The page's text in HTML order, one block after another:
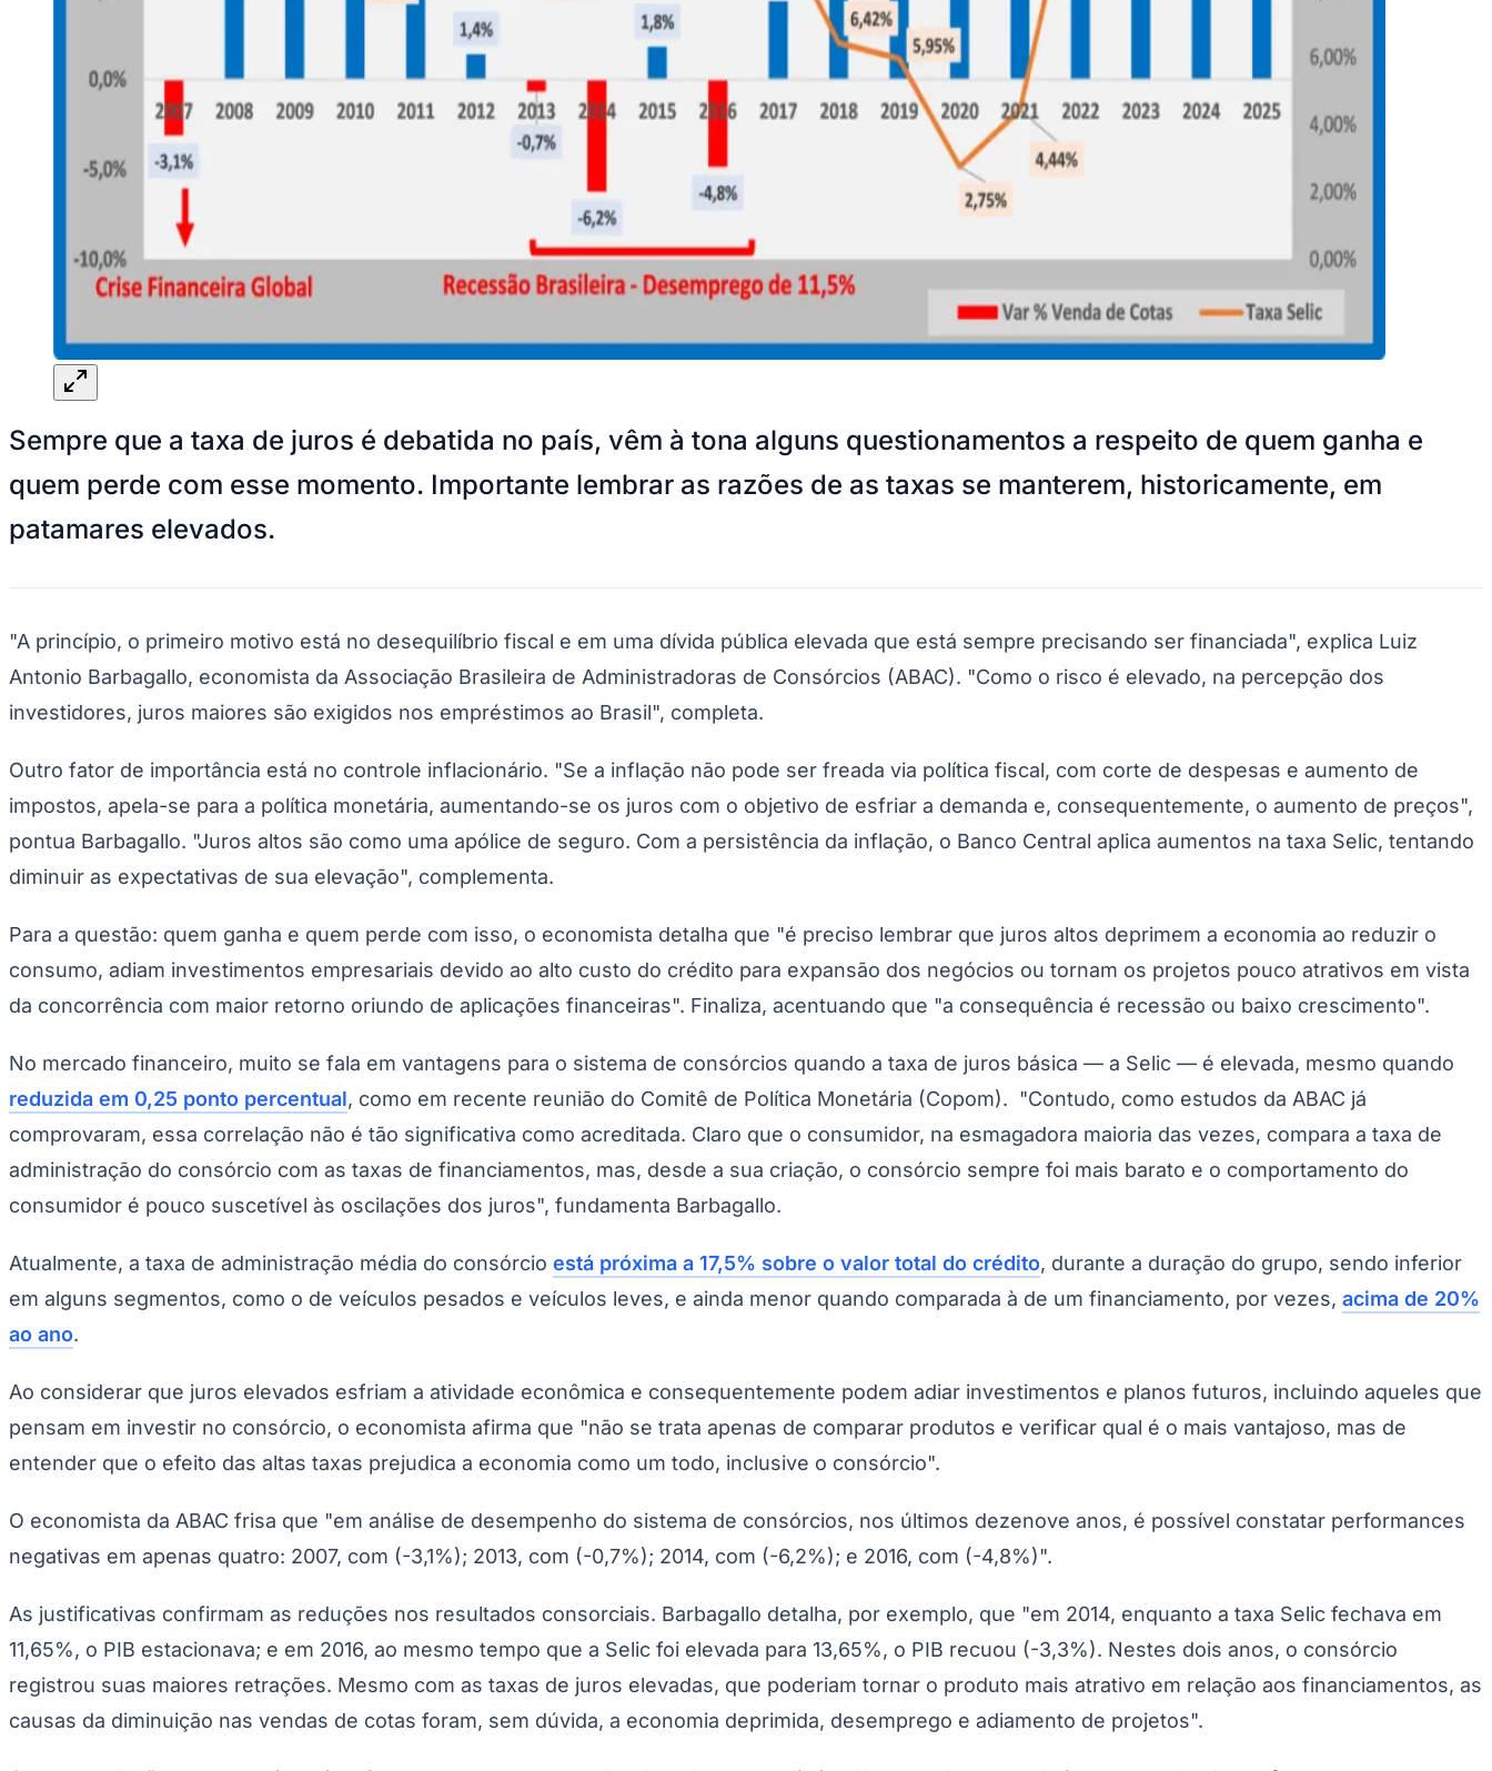
Vagas na Região
Hub de Negócios
Guia Comercial
Selo Verificado
Portal Educacional
Agenda de Vestibulares
Panorama Econômico
Panorama Econômico
Para Sua Empresa
Anuncie no Portal
Verificar Empresa
Publicidade Legal
NFL
UFC
NHL
Vôlei
NBB
Competições de Futebol
Brasileirão Série A
Paulistão
Libertadores
Copa América
Champions League
Premier League
Bundesliga
Mundial 2026
Times - Ir direto
Corinthians
Sempre que a taxa de juros é debatida no país, vêm à tona alguns questionamentos a respeito de quem ganha e
quem perde com esse momento. Importante lembrar as razões de as taxas se manterem, historicamente, em
patamares elevados.
"A princípio, o primeiro motivo está no desequilíbrio fiscal e em uma dívida pública elevada que está sempre precisando ser financiada", explica Luiz
Antonio Barbagallo, economista da Associação Brasileira de Administradoras de Consórcios (ABAC). "Como o risco é elevado, na percepção dos
investidores, juros maiores são exigidos nos empréstimos ao Brasil", completa.
Outro fator de importância está no controle inflacionário. "Se a inflação não pode ser freada via política fiscal, com corte de despesas e aumento de
impostos, apela-se para a política monetária, aumentando-se os juros com o objetivo de esfriar a demanda e, consequentemente, o aumento de preços",
pontua Barbagallo. "Juros altos são como uma apólice de seguro. Com a persistência da inflação, o Banco Central aplica aumentos na taxa Selic, tentando
diminuir as expectativas de sua elevação", complementa.
Para a questão: quem ganha e quem perde com isso, o economista detalha que "é preciso lembrar que juros altos deprimem a economia ao reduzir o
consumo, adiam investimentos empresariais devido ao alto custo do crédito para expansão dos negócios ou tornam os projetos pouco atrativos em vista
da concorrência com maior retorno oriundo de aplicações financeiras". Finaliza, acentuando que "a consequência é recessão ou baixo crescimento".
No mercado financeiro, muito se fala em vantagens para o sistema de consórcios quando a taxa de juros básica — a Selic — é elevada, mesmo quando
reduzida em 0,25 ponto percentual, como em recente reunião do Comitê de Política Monetária (Copom). "Contudo, como estudos da ABAC já
comprovaram, essa correlação não é tão significativa como acreditada. Claro que o consumidor, na esmagadora maioria das vezes, compara a taxa de
administração do consórcio com as taxas de financiamentos, mas, desde a sua criação, o consórcio sempre foi mais barato e o comportamento do
consumidor é pouco suscetível às oscilações dos juros", fundamenta Barbagallo.
Atualmente, a taxa de administração média do consórcio está próxima a 17,5% sobre o valor total do crédito, durante a duração do grupo, sendo inferior
em alguns segmentos, como o de veículos pesados e veículos leves, e ainda menor quando comparada à de um financiamento, por vezes, acima de 20%
ao ano.
Ao considerar que juros elevados esfriam a atividade econômica e consequentemente podem adiar investimentos e planos futuros, incluindo aqueles que
pensam em investir no consórcio, o economista afirma que "não se trata apenas de comparar produtos e verificar qual é o mais vantajoso, mas de
entender que o efeito das altas taxas prejudica a economia como um todo, inclusive o consórcio".
O economista da ABAC frisa que "em análise de desempenho do sistema de consórcios, nos últimos dezenove anos, é possível constatar performances
negativas em apenas quatro: 2007, com (-3,1%); 2013, com (-0,7%); 2014, com (-6,2%); e 2016, com (-4,8%)".
As justificativas confirmam as reduções nos resultados consorciais. Barbagallo detalha, por exemplo, que "em 2014, enquanto a taxa Selic fechava em
11,65%, o PIB estacionava; e em 2016, ao mesmo tempo que a Selic foi elevada para 13,65%, o PIB recuou (-3,3%). Nestes dois anos, o consórcio
registrou suas maiores retrações. Mesmo com as taxas de juros elevadas, que poderiam tornar o produto mais atrativo em relação aos financiamentos, as
causas da diminuição nas vendas de cotas foram, sem dúvida, a economia deprimida, desemprego e adiamento de projetos".